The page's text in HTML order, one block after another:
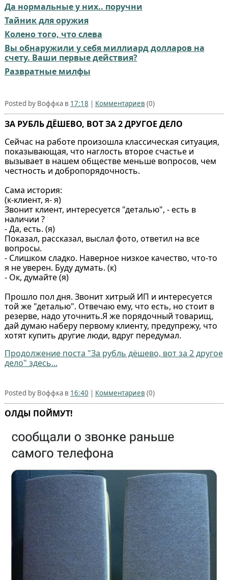
Да нормальные у них.. поручни
Тайник для оружия
Колено того, что слева
Вы обнаружили у себя миллиард долларов на
счету. Ваши первые действия?
Развратные милфы
Posted by Воффка в 17:18 | Комментариев (0)
ЗА РУБЛЬ ДЁШЕВО, ВОТ ЗА 2 ДРУГОЕ ДЕЛО
Сейчас на работе произошла классическая ситуация,
показывающая, что наглость второе счастье и
вызывает в нашем обществе меньше вопросов, чем
честность и добропорядочность.
Сама история:
(к-клиент, я- я)
Звонит клиент, интересуется "деталью", - есть в
наличии ?
- Да, есть. (я)
Показал, рассказал, выслал фото, ответил на все
вопросы.
- Слишком сладко. Наверное низкое качество, что-то
я не уверен. Буду думать. (к)
- Ок, думайте (я)
Прошло пол дня. Звонит хитрый ИП и интересуется
той же "деталью". Отвечаю ему, что есть, но стоит в
резерве, надо уточнить.Я же порядочный товарищ,
дай думаю наберу первому клиенту, предупрежу, что
хотят купить другие люди, вдруг передумал.
Продолжение поста "За рубль дёшево, вот за 2 другое
дело" здесь...
Posted by Воффка в 16:40 | Комментариев (0)
ОЛДЫ ПОЙМУТ!